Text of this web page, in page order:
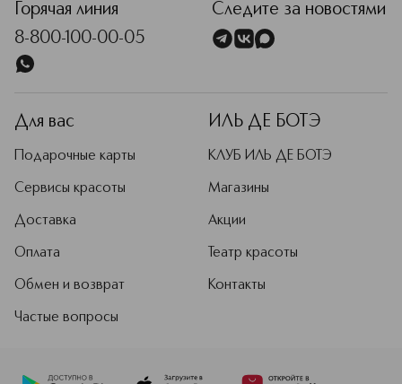
Горячая линия
8-800-100-00-05
Следите за новостями
Для вас
Подарочные карты
Сервисы красоты
Доставка
Оплата
Обмен и возврат
Частые вопросы
ИЛЬ ДЕ БОТЭ
КЛУБ ИЛЬ ДЕ БОТЭ
Магазины
Акции
Театр красоты
Контакты